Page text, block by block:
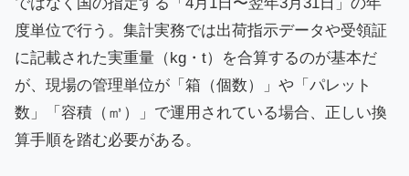
度単位で行う。集計実務では出荷指示データや受領証
に記載された実重量（kg・t）を合算するのが基本だ
が、現場の管理単位が「箱（個数）」や「パレット
数」「容積（㎥）」で運用されている場合、正しい換
算手順を踏む必要がある。